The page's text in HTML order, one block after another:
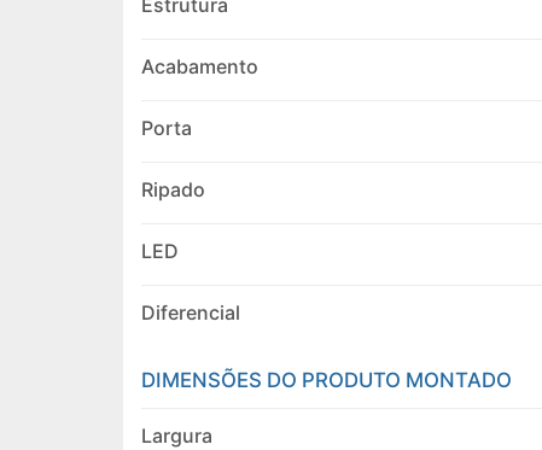
Estrutura
Acabamento
Porta
Ripado
LED
Diferencial
DIMENSÕES DO PRODUTO MONTADO
Largura